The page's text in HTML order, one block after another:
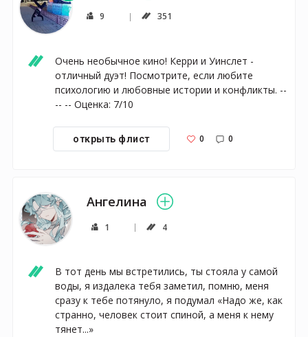
9 351
Очень необычное кино! Керри и Уинслет -
отличный дуэт! Посмотрите, если любите
психологию и любовные истории и конфликты. --
-- -- Оценка: 7/10
открыть флист 0 0
Ангелина
1 4
В тот день мы встретились, ты стояла у самой
воды, я издалека тебя заметил, помню, меня
сразу к тебе потянуло, я подумал «Надо же, как
странно, человек стоит спиной, а меня к нему
тянет...»